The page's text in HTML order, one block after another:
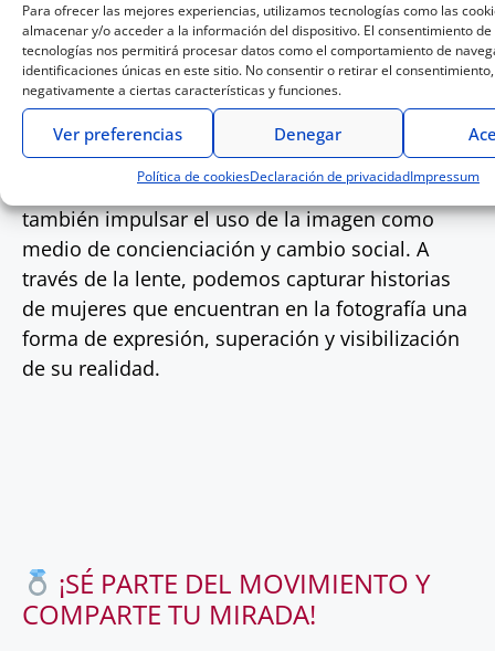
Para ofrecer las mejores experiencias, utilizamos tecnologías como las
almacenar y/o acceder a la información del dispositivo. El consentimiento de
tecnologías nos permitirá procesar datos como el comportamiento de
identificaciones únicas en este sitio. No consentir o retirar el
negativamente a ciertas características y funciones.
Denegar
Ver preferencias
Política de cookiesDeclaración de privacidadImpressum
LA FOTOGRAFÍA COMO
HERRAMIENTA DE
TRANSFORMACIÓN SOCIAL
El concurso#LumixMiradaSocialno solo
busca destacar el talento fotográfico, sino
también impulsar el uso de la imagen como
medio de concienciación y cambio social. A
través de la lente, podemos capturar historias
de mujeres que encuentran en la fotografía una
forma de expresión, superación y visibilización
de su realidad.
¡SÉ PARTE DEL MOVIMIENTO Y
COMPARTE TU MIRADA!